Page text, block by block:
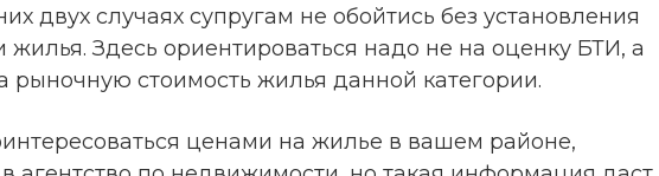
двух случаях супругам не обойтись без установления
жилья. Здесь ориентироваться надо не на оценку БТИ, а
рыночную стоимость жилья данной категории.
ценами на жилье в вашем районе,